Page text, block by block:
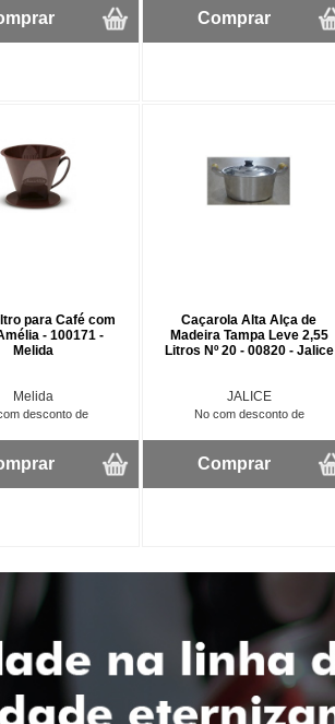
Comprar
para Café com
- 100171 -
Melida
Melida
desconto de
Caçarola Alta Alça de
Madeira Tampa Leve 2,55
Litros Nº 20 - 00820 - Jalice
JALICE
No com desconto de
Comprar